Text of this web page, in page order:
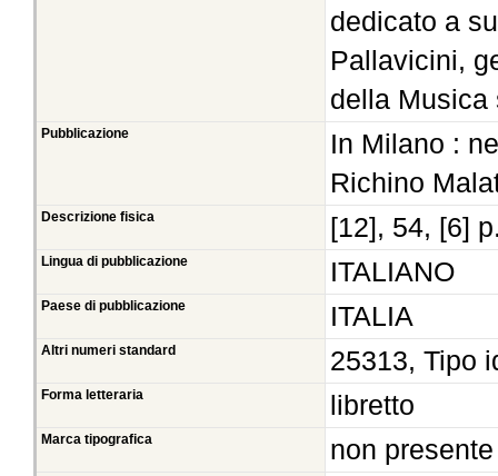
dedicato a
Pallavicini,
della Musica
Pubblicazione
In Milano :
Richino
Descrizione fisica [12], 54, [6]
Lingua di pubblicazione ITALIANO
Paese di pubblicazione ITALIA
Altri numeri standard 25313, Tipo
Forma letteraria libretto
Marca tipografica non presente